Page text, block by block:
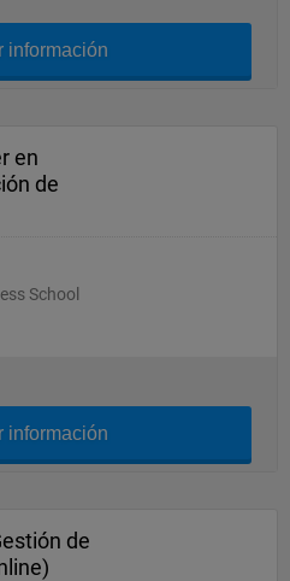
información
en
de
School
información
de